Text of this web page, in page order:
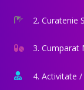
2. Curatenie
3. Cumparat
4. Activitate